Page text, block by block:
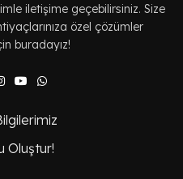
iletişime geçebilirsiniz. Size
özel çözümler
buradayız!
Oluştur!